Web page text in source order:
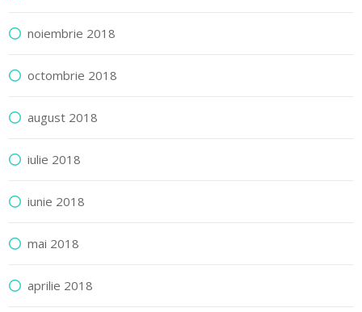
noiembrie 2018
octombrie 2018
august 2018
iulie 2018
iunie 2018
mai 2018
aprilie 2018